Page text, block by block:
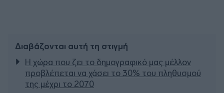
Διαβάζονται αυτή τη στιγμή
Η χώρα που ζει το δημογραφικό μας μέλλον
προβλέπεται να χάσει το 30% του πληθυσμού
της μέχρι το 2070